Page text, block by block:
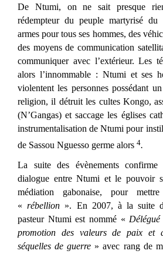
De Ntumi, on ne sait presque
rédempteur du peuple martyrisé
armes pour tous ses hommes, des
des moyens de communication
communiquer avec l’extérieur. Les
alors l’innommable : Ntumi et ses
violentent les personnes possédant
religion, il détruit les cultes Kongo,
(N’Gangas) et saccage les églises
instrumentalisation de Ntumi pour
de Sassou Nguesso germe alors 4.
La suite des évènements confirme
dialogue entre Ntumi et le pouvoir
médiation gabonaise, pour
«rébellion ». En 2007, à la suite
pasteur Ntumi est nommé «
promotion des valeurs de paix et
séquelles de guerre » avec rang de